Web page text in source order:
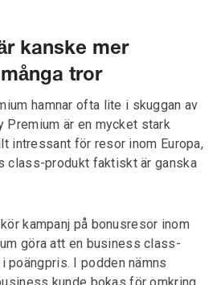
kanske mer
tror
hamnar ofta lite i skuggan av
Premium är en mycket stark
intressant för resor inom Europa,
class-produkt faktiskt är ganska
kampanj på bonusresor inom
göra att en business class-
I podden nämns